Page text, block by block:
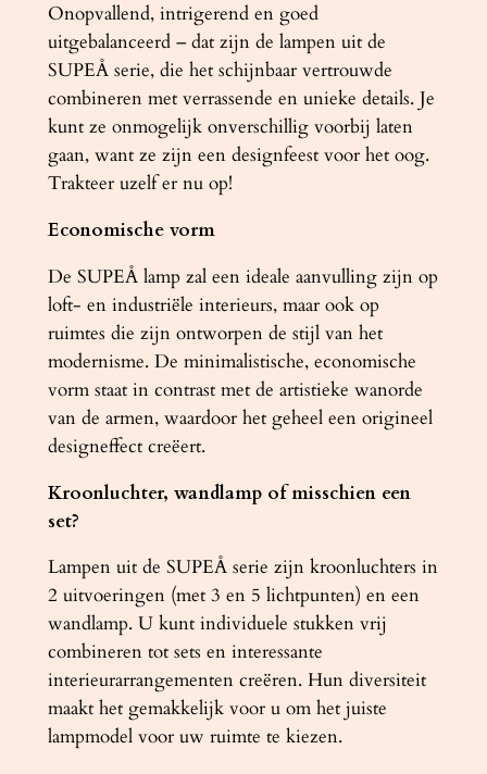
h
r
o
o
m
a
a
t
a
l
Onopvallend, intrigerend en goed
uitgebalanceerd – dat zijn de lampen uit de
SUPEÅ serie, die het schijnbaar vertrouwde
combineren met verrassende en unieke details. Je
kunt ze onmogelijk onverschillig voorbij laten
gaan, want ze zijn een designfeest voor het oog.
Trakteer uzelf er nu op!
Economische vorm
De SUPEÅ lamp zal een ideale aanvulling zijn op
loft- en industriële interieurs, maar ook op
ruimtes die zijn ontworpen de stijl van het
modernisme. De minimalistische, economische
vorm staat in contrast met de artistieke wanorde
van de armen, waardoor het geheel een origineel
designeffect creëert.
Kroonluchter, wandlamp of misschien een
set?
Lampen uit de SUPEÅ serie zijn kroonluchters in
2 uitvoeringen (met 3 en 5 lichtpunten) en een
wandlamp. U kunt individuele stukken vrij
combineren tot sets en interessante
interieurarrangementen creëren. Hun diversiteit
maakt het gemakkelijk voor u om het juiste
lampmodel voor uw ruimte te kiezen.